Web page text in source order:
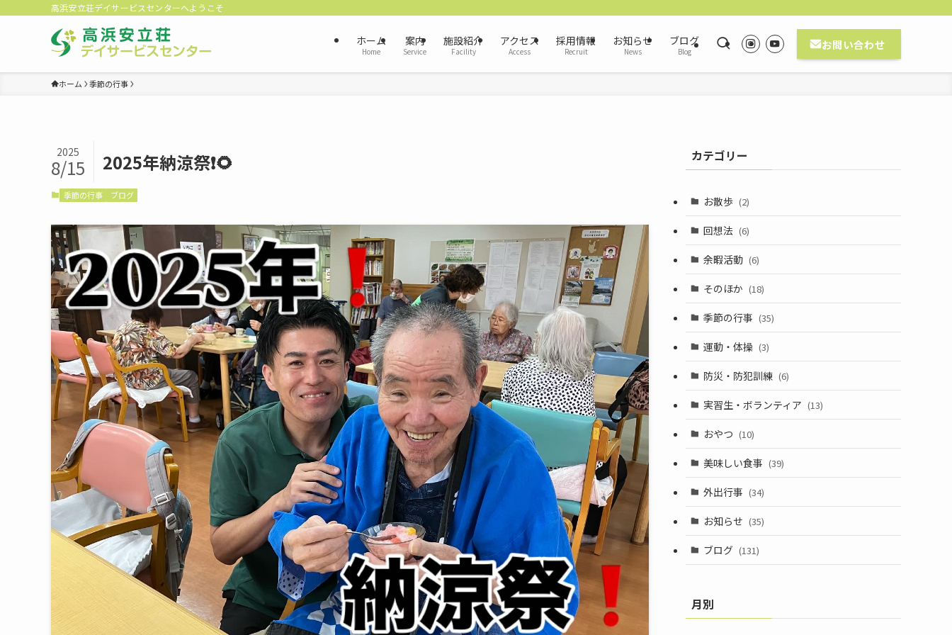
高浜安立荘デイサービスセンターへようこそ
ホーム
Home
案内
Service
施設紹介
Facility
アクセス
Access
採用情報
Recruit
お知らせ
News
ブログ
Blog お問い合わせ
ホーム 季節の行事
2025年納涼祭❗️🌻
2025
8/15
季節の行事 ブログ
カテゴリー
お散歩 (2)
回想法 (6)
余暇活動 (6)
そのほか (18)
季節の行事 (35)
運動・体操 (3)
防災・防犯訓練 (6)
実習生・ボランティア (13)
おやつ (10)
美味しい食事 (39)
外出行事 (34)
お知らせ (35)
ブログ (131)
月別